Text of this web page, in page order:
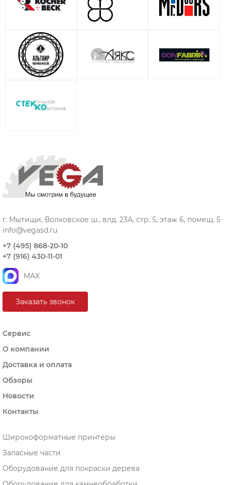
г. Мытищи, Волковское ш., влд. 23А, стр. 5, этаж 6, помещ. 5
info@vegasd.ru
+7 (495) 868-20-10
+7 (916) 430-11-01
MAX
Заказать звонок
Сервис
О компании
Доставка и оплата
Обзоры
Новости
Контакты
Широкоформатные принтеры
Запасные части
Оборудование для покраски дерева